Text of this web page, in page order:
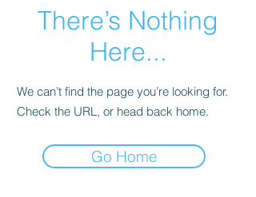
There’s Nothing
Here...
We can’t find the page you’re looking for.
Check the URL, or head back home.
Go Home